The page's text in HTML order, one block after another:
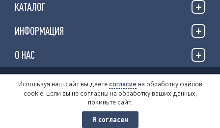
КАТАЛОГ
ИНФОРМАЦИЯ
О НАС
Пользовательское соглашение
Публичная оферта
Используя наш сайт вы даетесогласие на обработку файлов
cookie. Если вы не согласны на обработку ваших данных,
покиньте сайт.
Я согласен